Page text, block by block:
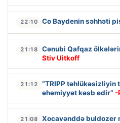
22:10 Co Baydenin səhhəti
21:18 Cənubi Qafqaz
Stiv Uitkoff
21:12
“TRIPP təhlükəsizliyin
əhəmiyyət kəsb edir” -
21:08 Xocavənddə buldozer